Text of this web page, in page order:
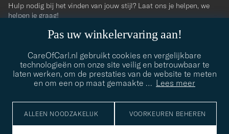
Pas uw winkelervaring aan!
CareOfCarl.nl gebruikt cookies en vergelijkbare
technologieën om onze site veilig en betrouwbaar te
laten werken, om de prestaties van de website te meten
en om een op maat gemaakte … Lees meer
ALLEEN NOODZAKELIJK VOORKEUREN BEHEREN
contact@careofcarl.com
Hulp nodig bij het vinden van jouw stijl? Laat ons je helpen, we
helpen je graag!
STIJLADVIES
© Care of Carl 2026